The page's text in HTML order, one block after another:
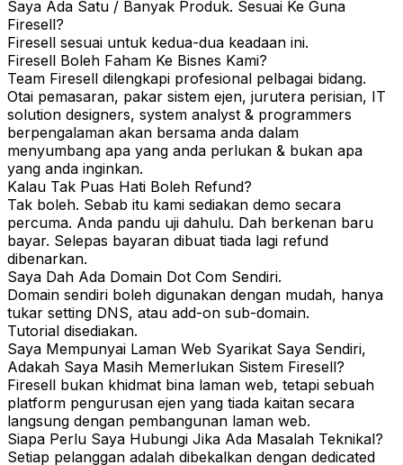
Saya Ada Satu / Banyak Produk. Sesuai Ke Guna
Firesell?
Firesell sesuai untuk kedua-dua keadaan ini.
Firesell Boleh Faham Ke Bisnes Kami?
Team Firesell dilengkapi profesional pelbagai bidang.
Otai pemasaran, pakar sistem ejen, jurutera perisian, IT
solution designers, system analyst & programmers
berpengalaman akan bersama anda dalam
menyumbang apa yang anda perlukan & bukan apa
yang anda inginkan.
Kalau Tak Puas Hati Boleh Refund?
Tak boleh. Sebab itu kami sediakan demo secara
percuma. Anda pandu uji dahulu. Dah berkenan baru
bayar. Selepas bayaran dibuat tiada lagi refund
dibenarkan.
Saya Dah Ada Domain Dot Com Sendiri.
Domain sendiri boleh digunakan dengan mudah, hanya
tukar setting DNS, atau add-on sub-domain.
Tutorial disediakan.
Saya Mempunyai Laman Web Syarikat Saya Sendiri,
Adakah Saya Masih Memerlukan Sistem Firesell?
Firesell bukan khidmat bina laman web, tetapi sebuah
platform pengurusan ejen yang tiada kaitan secara
langsung dengan pembangunan laman web.
Siapa Perlu Saya Hubungi Jika Ada Masalah Teknikal?
Setiap pelanggan adalah dibekalkan dengan dedicated